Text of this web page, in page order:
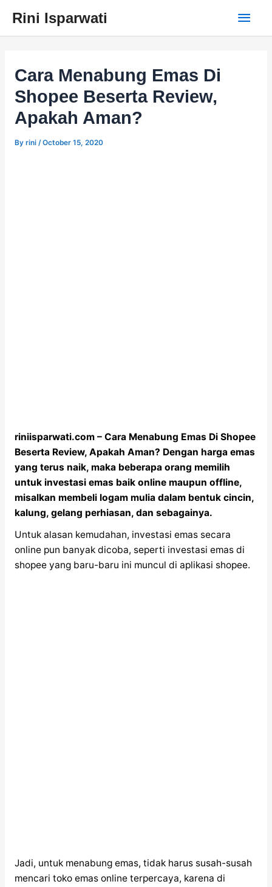
content
Rini Isparwati
Main
Cara Menabung Emas Di
Shopee Beserta Review,
Apakah Aman?
By rini /October 15, 2020
riniisparwati.com – Cara Menabung Emas Di Shopee
Beserta Review, Apakah Aman? Dengan harga emas
yang terus naik, maka beberapa orang memilih
untuk investasi emas baik online maupun offline,
misalkan membeli logam mulia dalam bentuk cincin,
kalung, gelang perhiasan, dan sebagainya.
Untuk alasan kemudahan, investasi emas secara
online pun banyak dicoba, seperti investasi emas di
shopee yang baru-baru ini muncul di aplikasi shopee.
Jadi, untuk menabung emas, tidak harus susah-susah
mencari toko emas online terpercaya, karena di